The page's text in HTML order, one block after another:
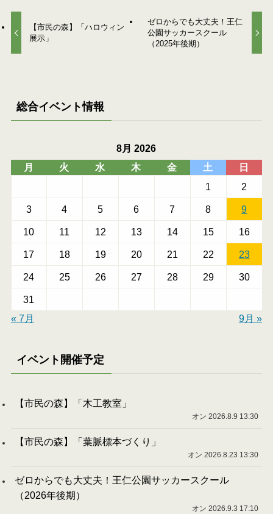
【市民の森】「ハロウィン
展示」
ゼロからでも大丈夫！王仁
公園サッカースクール
（2025年後期）
総合イベント情報
8月 2026
月
火 水 木 金 土
日
1
2
3 4 5 6 7 8 9
10 11 12 13 14 15 16
17 18 19 20 21 22 23
24 25 26 27 28 29 30
31
« 7月
9月 »
イベント開催予定
【市民の森】「木工教室」
オン 2026.8.9 13:30
【市民の森】「葉脈標本づくり」
オン 2026.8.23 13:30
ゼロからでも大丈夫！王仁公園サッカースクール
（2026年後期）
オン 2026.9.3 17:10